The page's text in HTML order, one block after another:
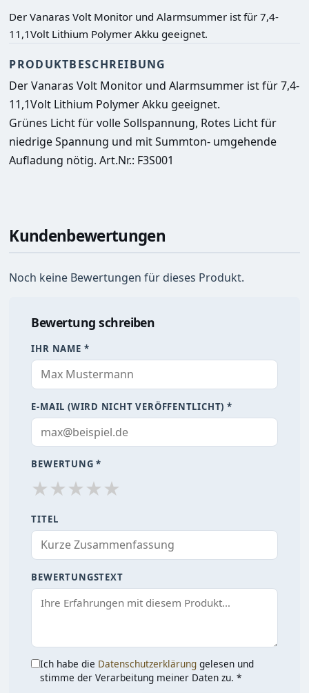
Der Vanaras Volt Monitor und Alarmsummer ist für 7,4-
11,1Volt Lithium Polymer Akku geeignet.
PRODUKTBESCHREIBUNG
Der Vanaras Volt Monitor und Alarmsummer ist für 7,4-
11,1Volt Lithium Polymer Akku geeignet.
Grünes Licht für volle Sollspannung, Rotes Licht für
niedrige Spannung und mit Summton- umgehende
Aufladung nötig. Art.Nr.: F3S001
Kundenbewertungen
Noch keine Bewertungen für dieses Produkt.
Bewertung schreiben
IHR NAME *
E-MAIL (WIRD NICHT VERÖFFENTLICHT) *
BEWERTUNG *
★★★★★
TITEL
BEWERTUNGSTEXT
Ich habe die Datenschutzerklärung gelesen und
stimme der Verarbeitung meiner Daten zu. *